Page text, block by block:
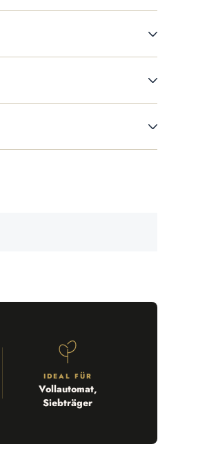
IDEAL FÜR
Vollautomat,
Siebträger